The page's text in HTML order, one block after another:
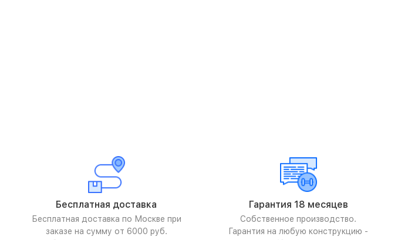
Бесплатная доставка
Бесплатная доставка по Москве при
заказе на сумму от 6000 руб.
Гарантия 18 месяцев
Собственное производство.
Гарантия на любую конструкцию -